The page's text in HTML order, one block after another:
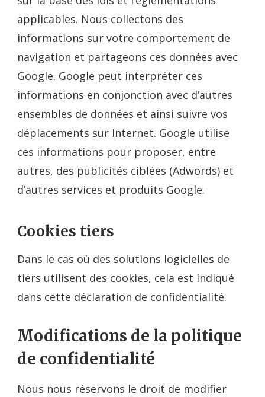
applicables. Nous collectons des
informations sur votre comportement de
navigation et partageons ces données avec
Google. Google peut interpréter ces
informations en conjonction avec d’autres
ensembles de données et ainsi suivre vos
déplacements sur Internet. Google utilise
ces informations pour proposer, entre
autres, des publicités ciblées (Adwords) et
d’autres services et produits Google.
Cookies tiers
Dans le cas où des solutions logicielles de
tiers utilisent des cookies, cela est indiqué
dans cette déclaration de confidentialité.
Modifications de la politique
de confidentialité
Nous nous réservons le droit de modifier